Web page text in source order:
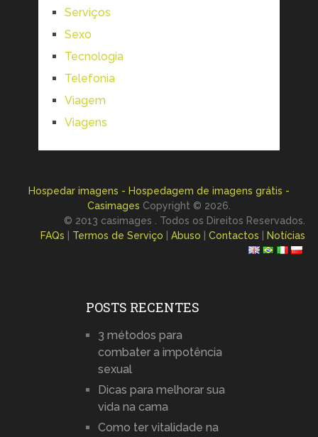
Serviços
Sexo
Tecnologia
Telefonia
Viagem
Viagens
Hospedar imagens - Hospedagem de imagens grátis -
Casimages Copyright © 2026.
© 2013 casimages . Todos os Direitos Reservados.
FAQs
Termos de Serviço |Abuso |Contactos Notícias
POSTS RECENTES
3 métodos para
combater a impotência
sexual
Dicas para melhorar sua
vida na cama
Como ter vitalidade na